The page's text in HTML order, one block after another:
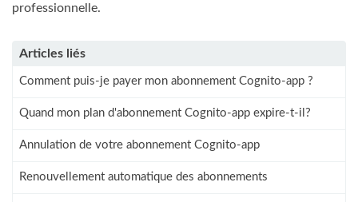
professionnelle.
Articles liés
Comment puis-je payer mon abonnement Cognito-app ?
Quand mon plan d'abonnement Cognito-app expire-t-il?
Annulation de votre abonnement Cognito-app
Renouvellement automatique des abonnements